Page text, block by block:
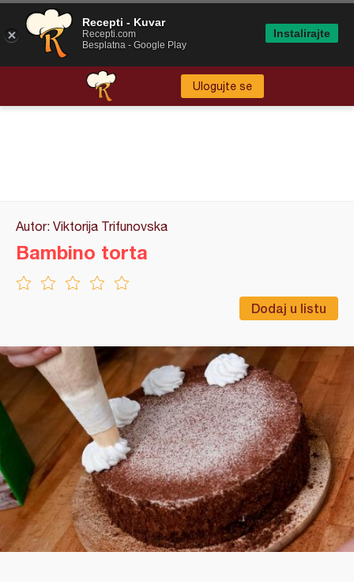
Ulogujte se
Autor: Viktorija Trifunovska
Dodaj u listu
Bambino torta
Recepti - Kuvar
Recepti.com
Besplatna - Google Play
Instalirajte